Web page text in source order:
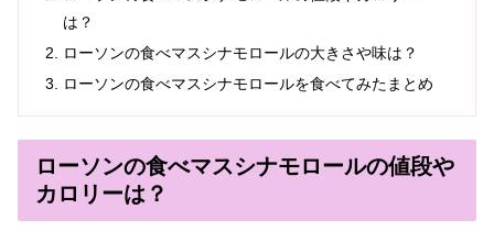
は？
ローソンの食べマスシナモロールの大きさや味は？
ローソンの食べマスシナモロールを食べてみたまとめ
ローソンの食べマスシナモロールの値段や
カロリーは？